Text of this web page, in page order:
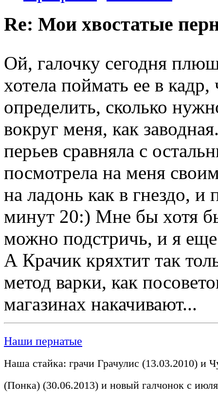
Re: Мои хвостатые
Ой, галочку сегодня
хотела поймать ее в
определить, сколько
вокруг меня, как
перьев сравняла с
посмотрела на меня
на ладонь как в гнездо, и
минут 20:) Мне бы хотя
можно подстричь, и я
А Крачик кряхтит так
метод варки, как
магазинах накачивают...
Наши пернатые
Наша стайка: грачи Грачулис (13.03.2010) и
(Понка) (30.06.2013) и новый галчонок с